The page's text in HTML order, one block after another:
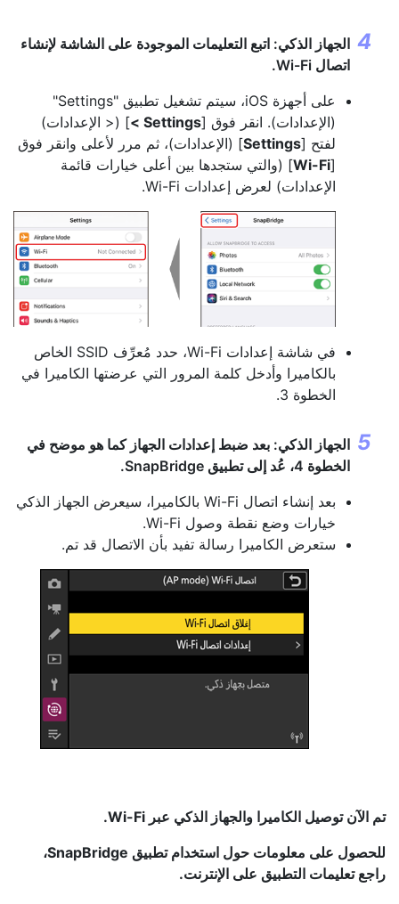
الجهاز الذكي: اتبع التعليمات الموجودة على الشاشة لإنشاء
اتصال Wi-Fi.
على أجهزة iOS، سيتم تشغيل تطبيق "Settings"
(الإعدادات). انقر فوق [‎< Settings] (< الإعدادات)
لفتح [Settings] (الإعدادات)، ثم مرر لأعلى وانقر فوق
[
Wi-Fi] (والتي ستجدها بين أعلى خيارات قائمة
الإعدادات) لعرض إعدادات Wi-Fi.
في شاشة إعدادات Wi-Fi، حدد مُعرِّف SSID الخاص
بالكاميرا وأدخل كلمة المرور التي عرضتها الكاميرا في
الخطوة 3.
الجهاز الذكي: بعد ضبط إعدادات الجهاز كما هو موضح في
الخطوة 4، عُد إلى تطبيق SnapBridge.
بعد إنشاء اتصال Wi-Fi بالكاميرا، سيعرض الجهاز الذكي
خيارات وضع نقطة وصول Wi-Fi.
ستعرض الكاميرا رسالة تفيد بأن الاتصال قد تم.
تم الآن توصيل الكاميرا والجهاز الذكي عبر Wi-Fi.
للحصول على معلومات حول استخدام تطبيق SnapBridge،
راجع تعليمات التطبيق على الإنترنت.